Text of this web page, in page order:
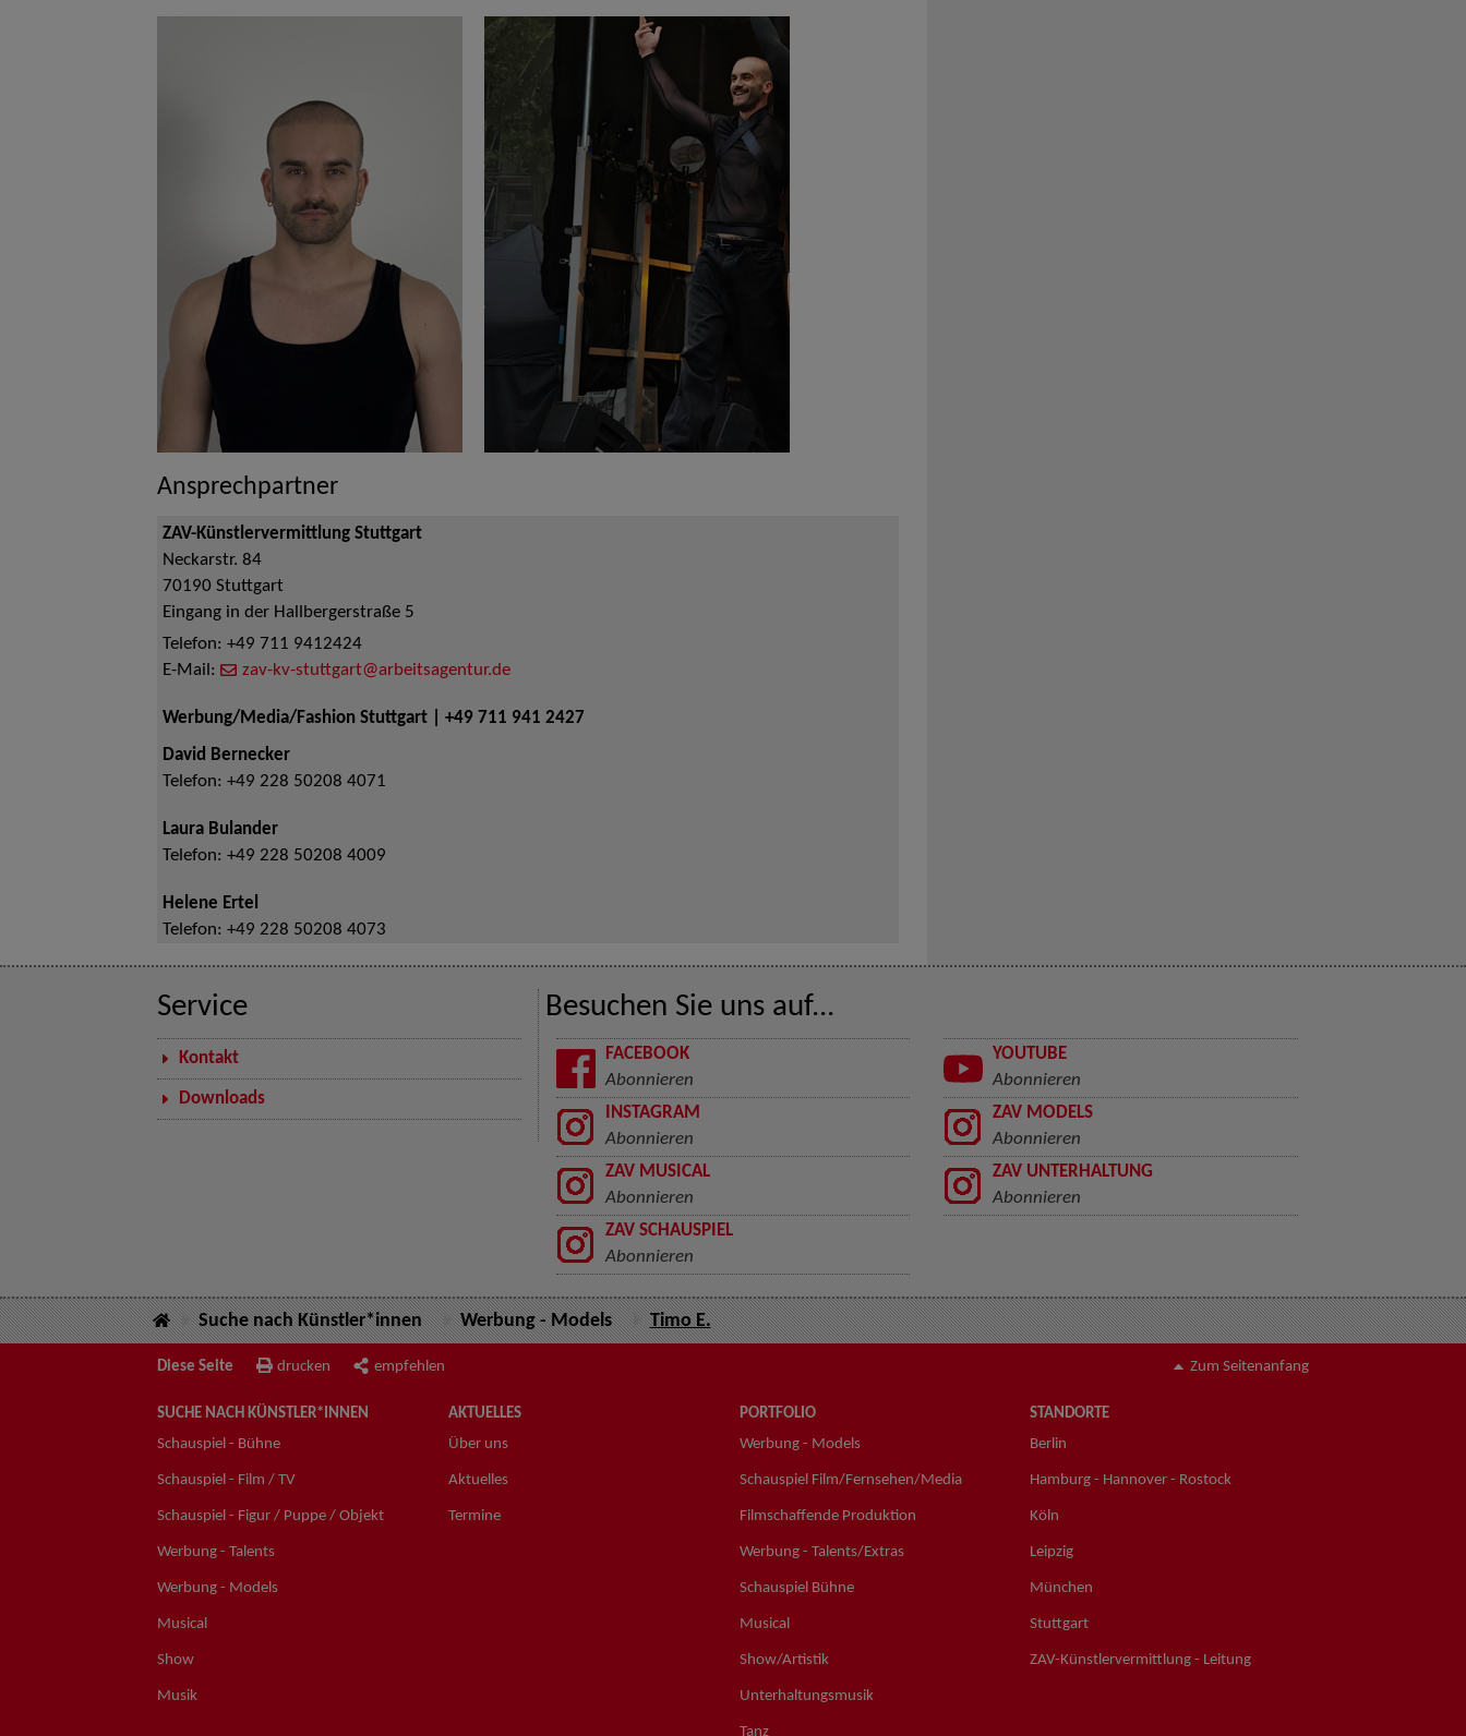
Ansprechpartner
ZAV-Künstlervermittlung Stuttgart
Neckarstr. 84
70190 Stuttgart
Eingang in der Hallbergerstraße 5
Telefon: +49 711 9412424
E-Mail:
zav-kv-stuttgart@arbeitsagentur.de
Werbung/Media/Fashion Stuttgart | +49 711 941 2427
David Bernecker
Telefon: +49 228 50208 4071
Laura Bulander
Telefon: +49 228 50208 4009
Helene Ertel
Telefon: +49 228 50208 4073
Service
Kontakt
Downloads
Besuchen Sie uns auf...
FACEBOOK
Abonnieren
YOUTUBE
Abonnieren
INSTAGRAM
Abonnieren
ZAV MODELS
Abonnieren
ZAV MUSICAL
Abonnieren
ZAV UNTERHALTUNG
Abonnieren
ZAV SCHAUSPIEL
Abonnieren
Suche nach Künstler*innen Werbung - Models Timo E.
Diese Seite drucken empfehlen Zum Seitenanfang
SUCHE NACH KÜNSTLER*INNEN
Schauspiel - Bühne
Schauspiel - Film / TV
Schauspiel - Figur / Puppe / Objekt
Werbung - Talents
Werbung - Models
Musical
Show
Musik
AKTUELLES
Über uns
Aktuelles
Termine
PORTFOLIO
Werbung - Models
Schauspiel Film/Fernsehen/Media
Filmschaffende Produktion
Werbung - Talents/Extras
Schauspiel Bühne
Musical
Show/Artistik
Unterhaltungsmusik
Tanz
STANDORTE
Berlin
Hamburg - Hannover - Rostock
Köln
Leipzig
München
Stuttgart
ZAV-Künstlervermittlung - Leitung